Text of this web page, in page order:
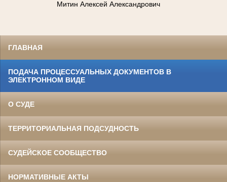
Митин Алексей Александрович
ГЛАВНАЯ
ПОДАЧА ПРОЦЕССУАЛЬНЫХ ДОКУМЕНТОВ В
ЭЛЕКТРОННОМ ВИДЕ
О СУДЕ
ТЕРРИТОРИАЛЬНАЯ ПОДСУДНОСТЬ
СУДЕЙСКОЕ СООБЩЕСТВО
НОРМАТИВНЫЕ АКТЫ